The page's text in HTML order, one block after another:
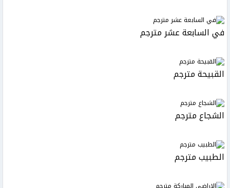
في السابعة عشر مترجم
القبيحة مترجم
الشجاع مترجم
الطبيب مترجم